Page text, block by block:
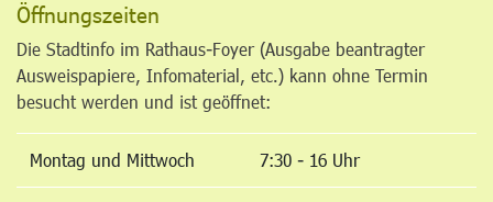
Öffnungszeiten
Die Stadtinfo im Rathaus-Foyer (Ausgabe beantragter
Ausweispapiere, Infomaterial, etc.) kann ohne Termin
besucht werden und ist geöffnet:
Montag und Mittwoch 7:30 - 16 Uhr